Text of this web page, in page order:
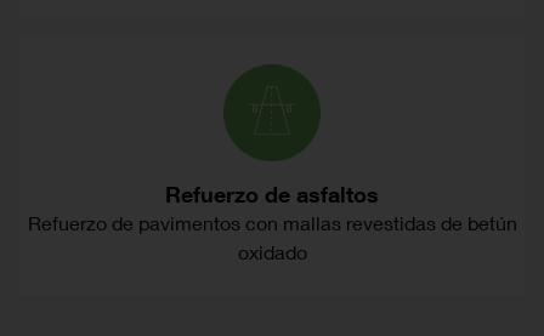
Refuerzo de asfaltos
Refuerzo de pavimentos con mallas revestidas de betún
oxidado